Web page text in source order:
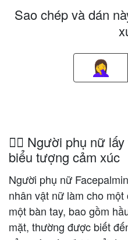
Sao chép và dán
🤦‍♀️ Người phụ nữ
biểu tượng cảm xúc
Người phụ nữ
nhân vật nữ làm cho
một bàn tay, bao gồm
mặt, thường được biết